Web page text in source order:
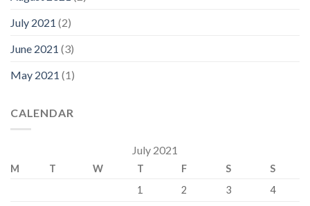
July 2021 (2)
June 2021 (3)
May 2021 (1)
CALENDAR
July 2021
M T W T F S
S
1
2 3
4